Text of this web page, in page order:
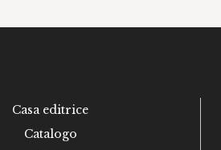
Casa editrice
Catalogo